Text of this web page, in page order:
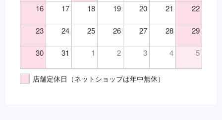
代謝性用薬・ホルモン剤（要・犬）
医薬品その他（要・犬・猫）
【総合栄養食】
栄養食（犬）
ブリスミックス（犬）
イティ iti（犬）
（神）鎮静
（胃）嘔吐
（胃）消化不良
（胃）食欲不振
（腎）尿毒症
（腎）腎不全
16 17 18 19 20 21 22
23 24 25 26 27 28 29
30 31 1 2 3 4 5
店舗定休日（ネットショップは年中無休）